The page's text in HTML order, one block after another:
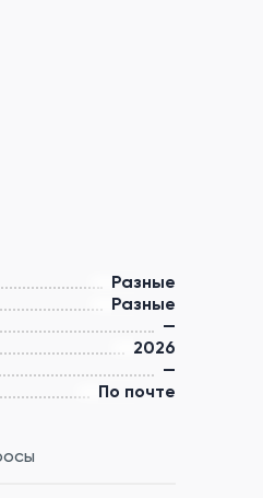
Разные
Разные
—
2026
—
По почте